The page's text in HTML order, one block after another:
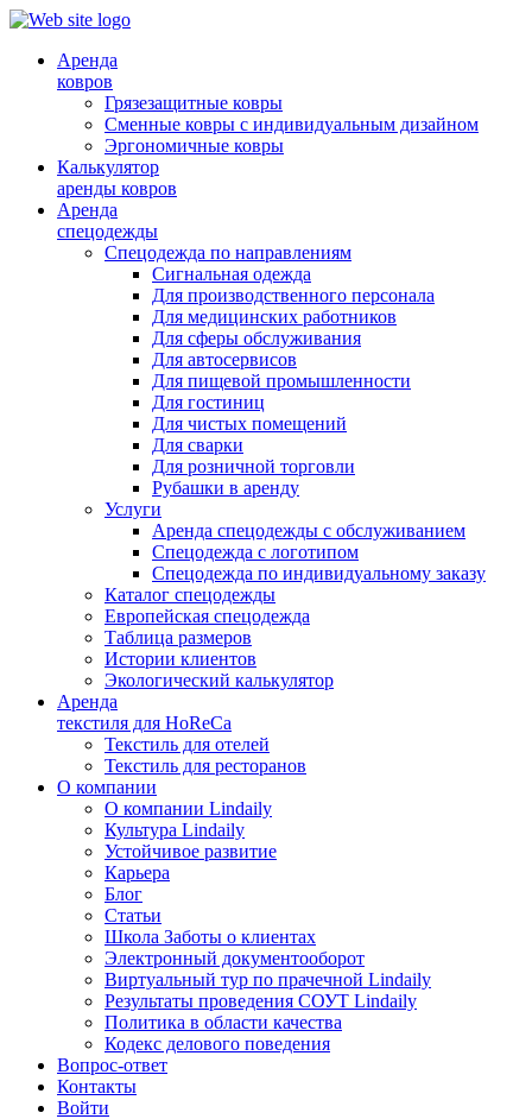
Аренда
ковров
Грязезащитные ковры
Сменные ковры с индивидуальным дизайном
Эргономичные ковры
Калькулятор
аренды ковров
Аренда
спецодежды
Спецодежда по направлениям
Сигнальная одежда
Для производственного персонала
Для медицинских работников
Для сферы обслуживания
Для автосервисов
Для пищевой промышленности
Для гостиниц
Для чистых помещений
Для сварки
Для розничной торговли
Рубашки в аренду
Услуги
Аренда спецодежды с обслуживанием
Спецодежда с логотипом
Спецодежда по индивидуальному заказу
Каталог спецодежды
Европейская спецодежда
Таблица размеров
Истории клиентов
Экологический калькулятор
Аренда
текстиля для HoReCa
Текстиль для отелей
Текстиль для ресторанов
О компании
О компании Lindaily
Культура Lindaily
Устойчивое развитие
Карьера
Блог
Статьи
Школа Заботы о клиентах
Электронный документооборот
Виртуальный тур по прачечной Lindaily
Результаты проведения СОУТ Lindaily
Политика в области качества
Кодекс делового поведения
Вопрос-ответ
Контакты
Войти